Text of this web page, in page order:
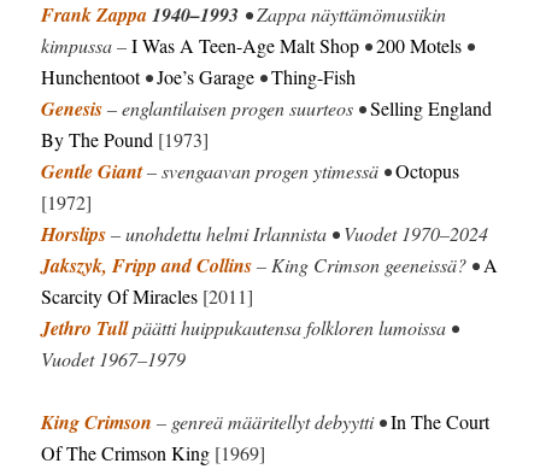
Frank Zappa1940–1993 • Zappa näyttämömusiikin
kimpussa –I Was A Teen-Age Malt Shop •200 Motels •
Hunchentoot•Joe’s Garage •Thing-Fish
Genesis– englantilaisen progen suurteos •Selling England
By The Pound [1973]
Gentle Giant– svengaavan progen ytimessä •Octopus
[1972]
Horslips– unohdettu helmi Irlannista • Vuodet 1970–2024
Jakszyk, Fripp and Collins– King Crimson geeneissä? •A
Scarcity Of Miracles [2011]
Jethro Tullpäätti huippukautensa folkloren lumoissa •
Vuodet 1967–1979
King Crimson – genreä määritellyt debyytti •In The Court
Of The Crimson King [1969]